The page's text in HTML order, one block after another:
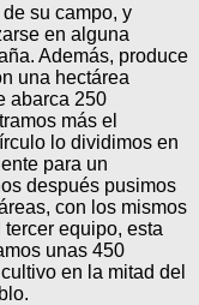
su campo, y
en alguna
Además, produce
una hectárea
abarca 250
más el
lo dividimos en
para un
después pusimos
con los mismos
equipo, esta
unas 450
en la mitad del